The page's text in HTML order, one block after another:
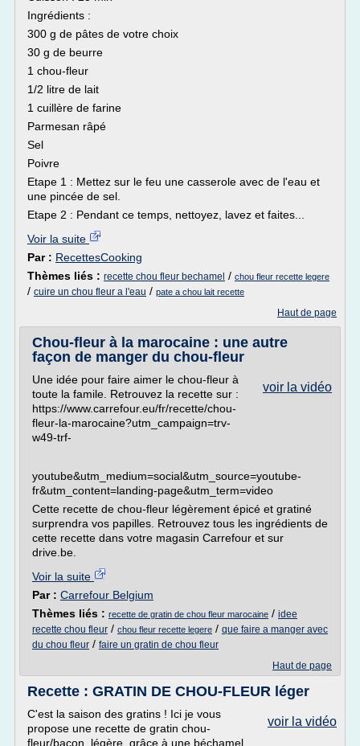
Ingrédients :
300 g de pâtes de votre choix
30 g de beurre
1 chou-fleur
1/2 litre de lait
1 cuillère de farine
Parmesan râpé
Sel
Poivre
Etape 1 : Mettez sur le feu une casserole avec de l'eau et
une pincée de sel.
Etape 2 : Pendant ce temps, nettoyez, lavez et faites...
Voir la suite
Par : RecettesCooking
Thèmes liés : recette chou fleur bechamel / chou fleur recette legere
/ cuire un chou fleur a l'eau / pate a chou lait recette
Haut de page
Chou-fleur à la marocaine : une autre
façon de manger du chou-fleur
voir la vidéo
Une idée pour faire aimer le chou-fleur à
toute la famile. Retrouvez la recette sur :
https://www.carrefour.eu/fr/recette/chou-
fleur-la-marocaine?utm_campaign=trv-
w49-trf-
youtube&utm_medium=social&utm_source=youtube-
fr&utm_content=landing-page&utm_term=video
Cette recette de chou-fleur légèrement épicé et gratiné
surprendra vos papilles. Retrouvez tous les ingrédients de
cette recette dans votre magasin Carrefour et sur
drive.be.
Voir la suite
Par : Carrefour Belgium
Thèmes liés : recette de gratin de chou fleur marocaine / idee
recette chou fleur / chou fleur recette legere / que faire a manger avec
du chou fleur / faire un gratin de chou fleur
Haut de page
Recette : GRATIN DE CHOU-FLEUR léger
voir la vidéo
C'est la saison des gratins ! Ici je vous
propose une recette de gratin chou-
fleur/bacon, légère, grâce à une béchamel